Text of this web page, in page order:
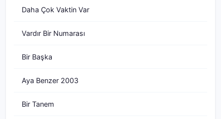
Daha Çok Vaktin Var
Vardır Bir Numarası
Bir Başka
Aya Benzer 2003
Bir Tanem